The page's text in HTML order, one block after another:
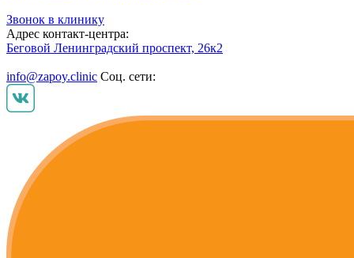
Звонок в клинику
Адрес контакт-центра:
Беговой Ленинградский проспект, 26к2
info@zapoy.clinic Соц. сети: